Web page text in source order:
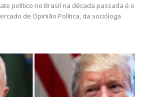
político no Brasil na década passada é o
de Opinião Política, da socióloga